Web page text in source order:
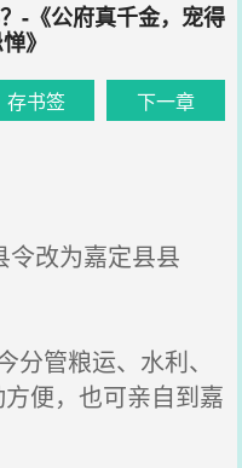
-《公府真千金，宠得
》
存书签 下一章
改为嘉定县县
管粮运、水利、
便，也可亲自到嘉